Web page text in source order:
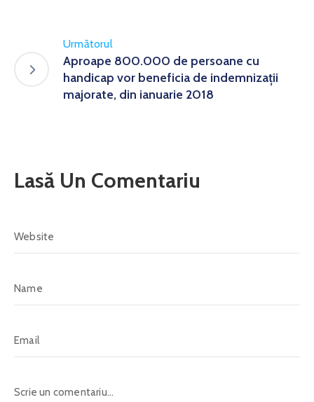
Următorul
Aproape 800.000 de persoane cu
handicap vor beneficia de indemnizaţii
majorate, din ianuarie 2018
Lasă Un Comentariu